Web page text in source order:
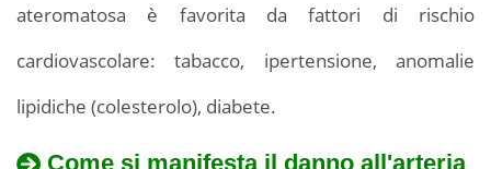
ateromatosa è favorita da fattori di rischio
cardiovascolare: tabacco, ipertensione, anomalie
lipidiche (colesterolo), diabete.
Come si manifesta il danno all'arteria